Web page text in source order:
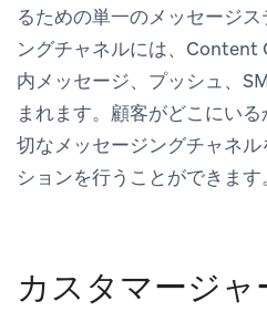
るための単一のメッセージ
ングチャネルには、Content
内メッセージ、プッシュ、
まれます。顧客がどこにい
切なメッセージングチャネ
ションを行うことができます。
カスタマージ